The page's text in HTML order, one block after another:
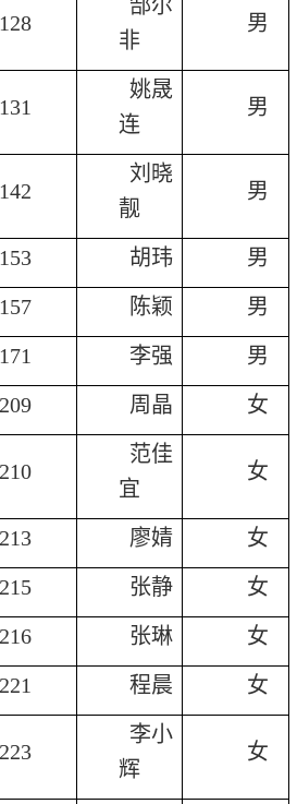
郜尔
非
男
姚晟
连
男
刘晓
靓
男
胡玮 男
陈颖 男
李强 男
周晶 女
范佳
宜
女
廖婧 女
张静 女
张琳 女
程晨 女
李小
辉
女